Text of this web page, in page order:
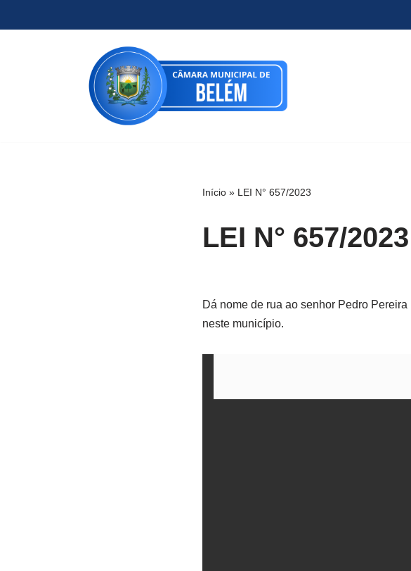
Início » LEI N° 657/2023
LEI N° 657/2023
Dá nome de rua ao senhor Pedro
neste município.